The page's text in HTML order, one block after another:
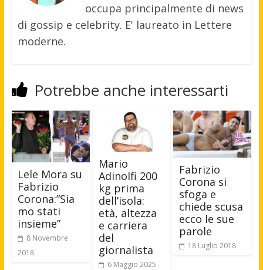
occupa principalmente di news
di gossip e celebrity. E' laureato in Lettere
moderne.
Potrebbe anche interessarti
Lele Mora su
Fabrizio
Corona:”Sia
mo stati
insieme”
8 Novembre
2018
Mario
Adinolfi 200
kg prima
dell’isola:
età, altezza
e carriera
del
giornalista
6 Maggio 2025
Fabrizio
Corona si
sfoga e
chiede scusa
ecco le sue
parole
18 Luglio 2018